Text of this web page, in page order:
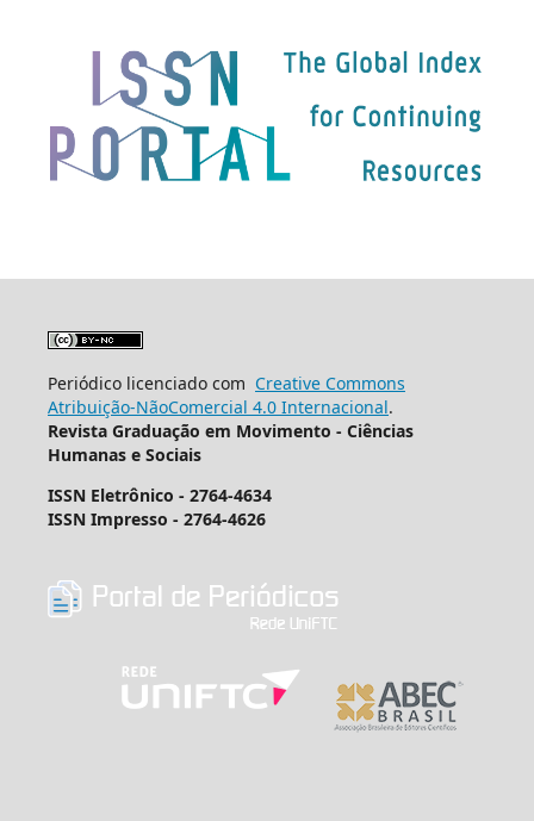
Periódico licenciado com Creative Commons
Atribuição-NãoComercial 4.0 Internacional.
Revista Graduação em Movimento - Ciências
Humanas e Sociais
ISSN Eletrônico - 2764-4634
ISSN Impresso - 2764-4626